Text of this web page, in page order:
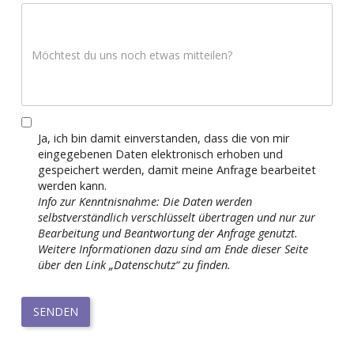
Ja, ich bin damit einverstanden, dass die von mir
eingegebenen Daten elektronisch erhoben und
gespeichert werden, damit meine Anfrage bearbeitet
werden kann.
Info zur Kenntnisnahme: Die Daten werden
selbstverständlich verschlüsselt übertragen und nur zur
Bearbeitung und Beantwortung der Anfrage genutzt.
Weitere Informationen dazu sind am Ende dieser Seite
über den Link „Datenschutz“ zu finden.